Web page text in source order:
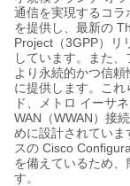
通信を実現するコラ
を提供し、最新の
Project （3GPP）リ
しています。また
より永続的かつ信頼
に提供します。こ
ド、メトロ イーサネ
WAN （WWAN ）接
めに設計されていま
スの Cisco
を備えているため
す。